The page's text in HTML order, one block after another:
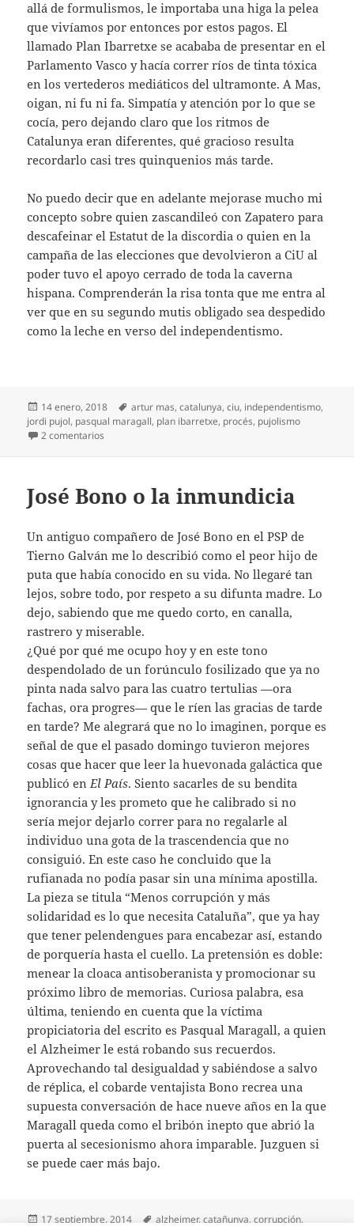
allá de formulismos, le importaba una higa la pelea
que vivíamos por entonces por estos pagos. El
llamado Plan Ibarretxe se acababa de presentar en el
Parlamento Vasco y hacía correr ríos de tinta tóxica
en los vertederos mediáticos del ultramonte. A Mas,
oigan, ni fu ni fa. Simpatía y atención por lo que se
cocía, pero dejando claro que los ritmos de
Catalunya eran diferentes, qué gracioso resulta
recordarlo casi tres quinquenios más tarde.
No puedo decir que en adelante mejorase mucho mi
concepto sobre quien zascandileó con Zapatero para
descafeinar el Estatut de la discordia o quien en la
campaña de las elecciones que devolvieron a CiU al
poder tuvo el apoyo cerrado de toda la caverna
hispana. Comprenderán la risa tonta que me entra al
ver que en su segundo mutis obligado sea despedido
como la leche en verso del independentismo.
Publicado
el
14 enero, 2018 Etiquetas
artur mas,catalunya,ciu, independentismo,
jordi pujol, pasqual maragall, plan ibarretxe, procés, pujolismo
2 comentarios
José Bono o la inmundicia
Un antiguo compañero de José Bono en el PSP de
Tierno Galván me lo describió como el peor hijo de
puta que había conocido en su vida. No llegaré tan
lejos, sobre todo, por respeto a su difunta madre. Lo
dejo, sabiendo que me quedo corto, en canalla,
rastrero y miserable.
¿Qué por qué me ocupo hoy y en este tono
despendolado de un forúnculo fosilizado que ya no
pinta nada salvo para las cuatro tertulias —ora
fachas, ora progres— que le ríen las gracias de tarde
en tarde? Me alegrará que no lo imaginen, porque es
señal de que el pasado domingo tuvieron mejores
cosas que hacer que leer la huevonada galáctica que
publicó en El País. Siento sacarles de su bendita
ignorancia y les prometo que he calibrado si no
sería mejor dejarlo correr para no regalarle al
individuo una gota de la trascendencia que no
consiguió. En este caso he concluido que la
rufianada no podía pasar sin una mínima apostilla.
La pieza se titula “Menos corrupción y más
solidaridad es lo que necesita Cataluña”, que ya hay
que tener pelendengues para encabezar así, estando
de porquería hasta el cuello. La pretensión es doble:
menear la cloaca antisoberanista y promocionar su
próximo libro de memorias. Curiosa palabra, esa
última, teniendo en cuenta que la víctima
propiciatoria del escrito es Pasqual Maragall, a quien
el Alzheimer le está robando sus recuerdos.
Aprovechando tal desigualdad y sabiéndose a salvo
de réplica, el cobarde ventajista Bono recrea una
supuesta conversación de hace nueve años en la que
Maragall queda como el bribón inepto que abrió la
puerta al secesionismo ahora imparable. Juzguen si
se puede caer más bajo.
Publicado
17 septiembre, 2014 Etiquetas
alzheimer,catañunya,corrupción,